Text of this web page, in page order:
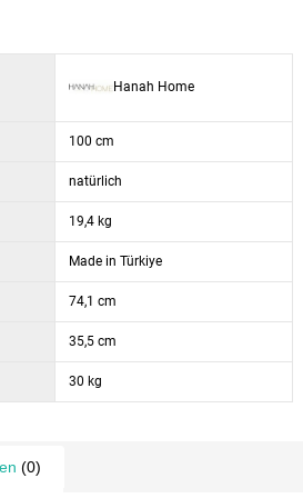
von KosmetikaIdeale
und größere Räume
Hanah Home
100 cm
natürlich
19,4 kg
Made in Türkiye
74,1 cm
35,5 cm
30 kg
(0)